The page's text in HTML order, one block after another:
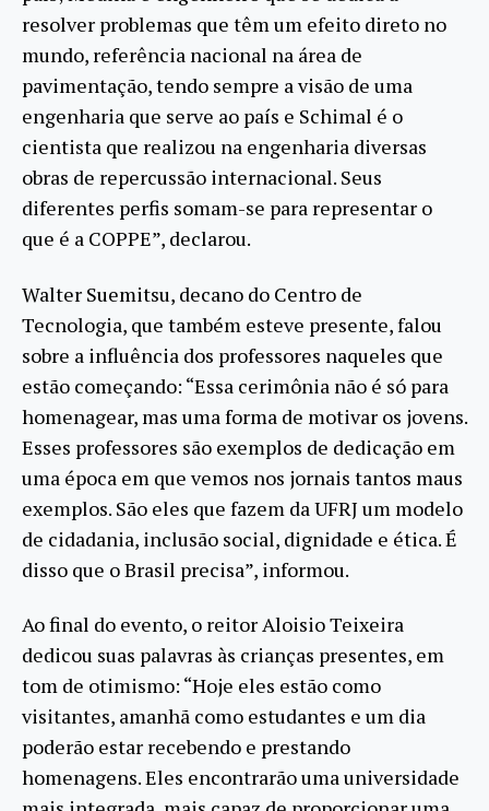
resolver problemas que têm um efeito direto no
mundo, referência nacional na área de
pavimentação, tendo sempre a visão de uma
engenharia que serve ao país e Schimal é o
cientista que realizou na engenharia diversas
obras de repercussão internacional. Seus
diferentes perfis somam-se para representar o
que é a COPPE”, declarou.
Walter Suemitsu, decano do Centro de
Tecnologia, que também esteve presente, falou
sobre a influência dos professores naqueles que
estão começando: “Essa cerimônia não é só para
homenagear, mas uma forma de motivar os jovens.
Esses professores são exemplos de dedicação em
uma época em que vemos nos jornais tantos maus
exemplos. São eles que fazem da UFRJ um modelo
de cidadania, inclusão social, dignidade e ética. É
disso que o Brasil precisa”, informou.
Ao final do evento, o reitor Aloisio Teixeira
dedicou suas palavras às crianças presentes, em
tom de otimismo: “Hoje eles estão como
visitantes, amanhã como estudantes e um dia
poderão estar recebendo e prestando
homenagens. Eles encontrarão uma universidade